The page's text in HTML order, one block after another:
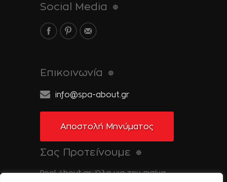
Social Media
Επικοινωνία
info@spa-about.gr
Αποστολή Μηνύματος
Σας Προτείνουμε
Pool-About.gr: Όλα για την πισίνα